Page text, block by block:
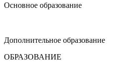
Основное образование
Дополнительное образование
ОБРАЗОВАНИЕ